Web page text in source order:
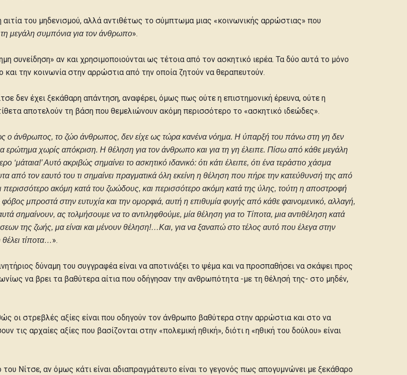
του μηδενισμού, αλλά αντιθέτως το σύμπτωμα μιας «κοινωνικής αρρώστιας» που
μεγάλη συμπόνια για τον άνθρωπο».
συνείδηση» αν και χρησιμοποιούνται ως τέτοια από τον ασκητικό ιερέα. Τα δύο αυτά το μόνο
την κοινωνία στην αρρώστια από την οποία ζητούν να θεραπευτούν.
δεν έχει ξεκάθαρη απάντηση, αναφέρει, όμως πως ούτε η επιστημονική έρευνα, ούτε η
αποτελούν τη βάση που θεμελιώνουν ακόμη περισσότερο το «ασκητικό ιδεώδες».
ο άνθρωπος, το ζώο άνθρωπος, δεν είχε ως τώρα κανένα νόημα. Η ύπαρξή του πάνω στη γη δεν
ερώτημα χωρίς απόκριση. Η θέληση για τον άνθρωπο και για τη γη έλειπε. Πίσω από κάθε μεγάλη
Αυτό ακριβώς σημαίνει το ασκητικό ιδανικό: ότι κάτι έλειπε, ότι ένα τεράστιο χάσμα
τον εαυτό του τι σημαίνει πραγματικά όλη εκείνη η θέληση που πήρε την κατεύθυνσή της από
περισσότερο ακόμη κατά του ζωώδους, και περισσότερο ακόμη κατά της ύλης, τούτη η αποστροφή
μπροστά στην ευτυχία και την ομορφιά, αυτή η επιθυμία φυγής από κάθε φαινομενικό, αλλαγή,
σημαίνουν, ας τολμήσουμε να το αντιληφθούμε, μία θέληση για το Τίποτα, μια αντιθέληση κατά
της ζωής, μα είναι και μένουν θέληση!…Και, για να ξαναπώ στο τέλος αυτό που έλεγα στην
τίποτα…».
δύναμη του συγγραφέα είναι να αποτινάξει το ψέμα και να προσπαθήσει να σκάψει προς
να βρει τα βαθύτερα αίτια που οδήγησαν την ανθρωπότητα -με τη θέλησή της- στο μηδέν,
οι στρεβλές αξίες είναι που οδηγούν τον άνθρωπο βαθύτερα στην αρρώστια και στο να
τις αρχαίες αξίες που βασίζονται στην «πολεμική ηθική», διότι η «ηθική του δούλου» είναι
Νίτσε, αν όμως κάτι είναι αδιαπραγμάτευτο είναι το γεγονός πως απογυμνώνει με ξεκάθαρο